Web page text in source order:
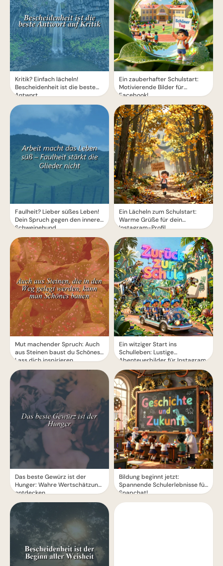
Kritik? Einfach lächeln!
Bescheidenheit ist die beste
Antwort.
Faulheit? Lieber süßes Leben!
Dein Spruch gegen den inneren
Schweinehund
Mut machender Spruch: Auch
aus Steinen baust du Schönes!
Lass dich inspirieren.
Das beste Gewürz ist der
Hunger: Wahre Wertschätzung
entdecken
Ein zauberhafter Schulstart:
Motivierende Bilder für
Facebook!
Ein Lächeln zum Schulstart:
Warme Grüße für dein
Instagram-Profil
Ein witziger Start ins
Schulleben: Lustige
Abenteuerbilder für Instagram
Bildung beginnt jetzt:
Spannende Schulerlebnisse für
Snapchat!